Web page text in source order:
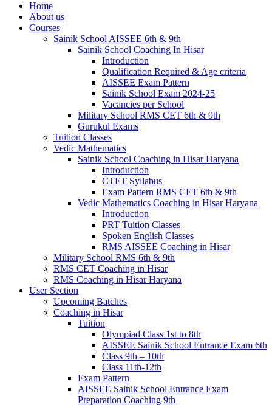
Home
About us
Courses
Sainik School AISSEE 6th & 9th
Sainik School Coaching In Hisar
Introduction
Qualification Required & Age criteria
AISSEE Exam Pattern
Sainik School Exam 2024-25
Vacancies per School
Military School RMS CET 6th & 9th
Gurukul Exams
Tuition Classes
Vedic Mathematics
Sainik School Coaching in Hisar Haryana
Introduction
CTET Syllabus
Exam Pattern RMS CET 6th & 9th
Vedic Mathematics Coaching in Hisar Haryana
Introduction
PRT Tuition Classes
Spoken English Classes
RMS AISSEE Coaching in Hisar
Military School RMS 6th & 9th
RMS CET Coaching in Hisar
RMS Coaching in Hisar Haryana
User Section
Upcoming Batches
Coaching in Hisar
Tuition
Olympiad Class 1st to 8th
AISSEE Sainik School Entrance Exam 6th
Class 9th – 10th
Class 11th-12th
Exam Pattern
AISSEE Sainik School Entrance Exam
Preparation Coaching 9th